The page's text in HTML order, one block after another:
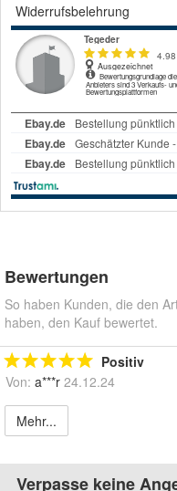
Widerrufsbelehrung
Bewertungen
So haben Kunden, die den
haben, den Kauf bewertet.
Positiv
Von: a***r 24.12.24
Mehr...
Verpasse keine